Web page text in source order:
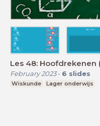
Les 48: Hoofdrekenen
February 2023- 6 slides
Wiskunde Lager onderwijs